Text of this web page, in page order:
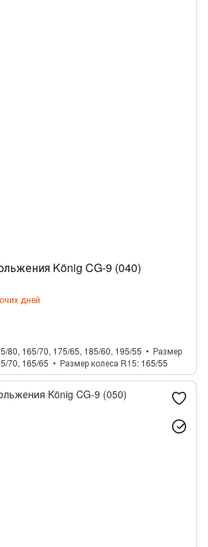
König CG-9 (040)
дней
80, 165/70, 175/65, 185/60, 195/55
Размер
70, 165/65 Размер колеса R15 165/55